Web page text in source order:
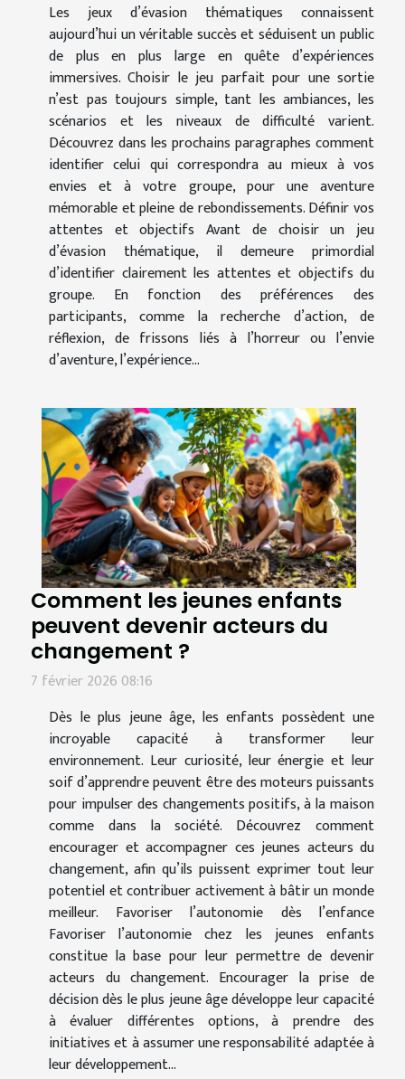
Les jeux d’évasion thématiques connaissent
aujourd’hui un véritable succès et séduisent un public
de plus en plus large en quête d’expériences
immersives. Choisir le jeu parfait pour une sortie
n’est pas toujours simple, tant les ambiances, les
scénarios et les niveaux de difficulté varient.
Découvrez dans les prochains paragraphes comment
identifier celui qui correspondra au mieux à vos
envies et à votre groupe, pour une aventure
mémorable et pleine de rebondissements. Définir vos
attentes et objectifs Avant de choisir un jeu
d’évasion thématique, il demeure primordial
d’identifier clairement les attentes et objectifs du
groupe. En fonction des préférences des
participants, comme la recherche d’action, de
réflexion, de frissons liés à l’horreur ou l’envie
d’aventure, l’expérience...
Comment les jeunes enfants
peuvent devenir acteurs du
changement ?
7 février 2026 08:16
Dès le plus jeune âge, les enfants possèdent une
incroyable capacité à transformer leur
environnement. Leur curiosité, leur énergie et leur
soif d’apprendre peuvent être des moteurs puissants
pour impulser des changements positifs, à la maison
comme dans la société. Découvrez comment
encourager et accompagner ces jeunes acteurs du
changement, afin qu’ils puissent exprimer tout leur
potentiel et contribuer activement à bâtir un monde
meilleur. Favoriser l’autonomie dès l’enfance
Favoriser l’autonomie chez les jeunes enfants
constitue la base pour leur permettre de devenir
acteurs du changement. Encourager la prise de
décision dès le plus jeune âge développe leur capacité
à évaluer différentes options, à prendre des
initiatives et à assumer une responsabilité adaptée à
leur développement...